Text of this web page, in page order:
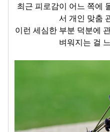
최근 피로감이 어느 쪽에
서 개인 맞춤
이런 세심한 부분 덕분에
벼워지는 걸